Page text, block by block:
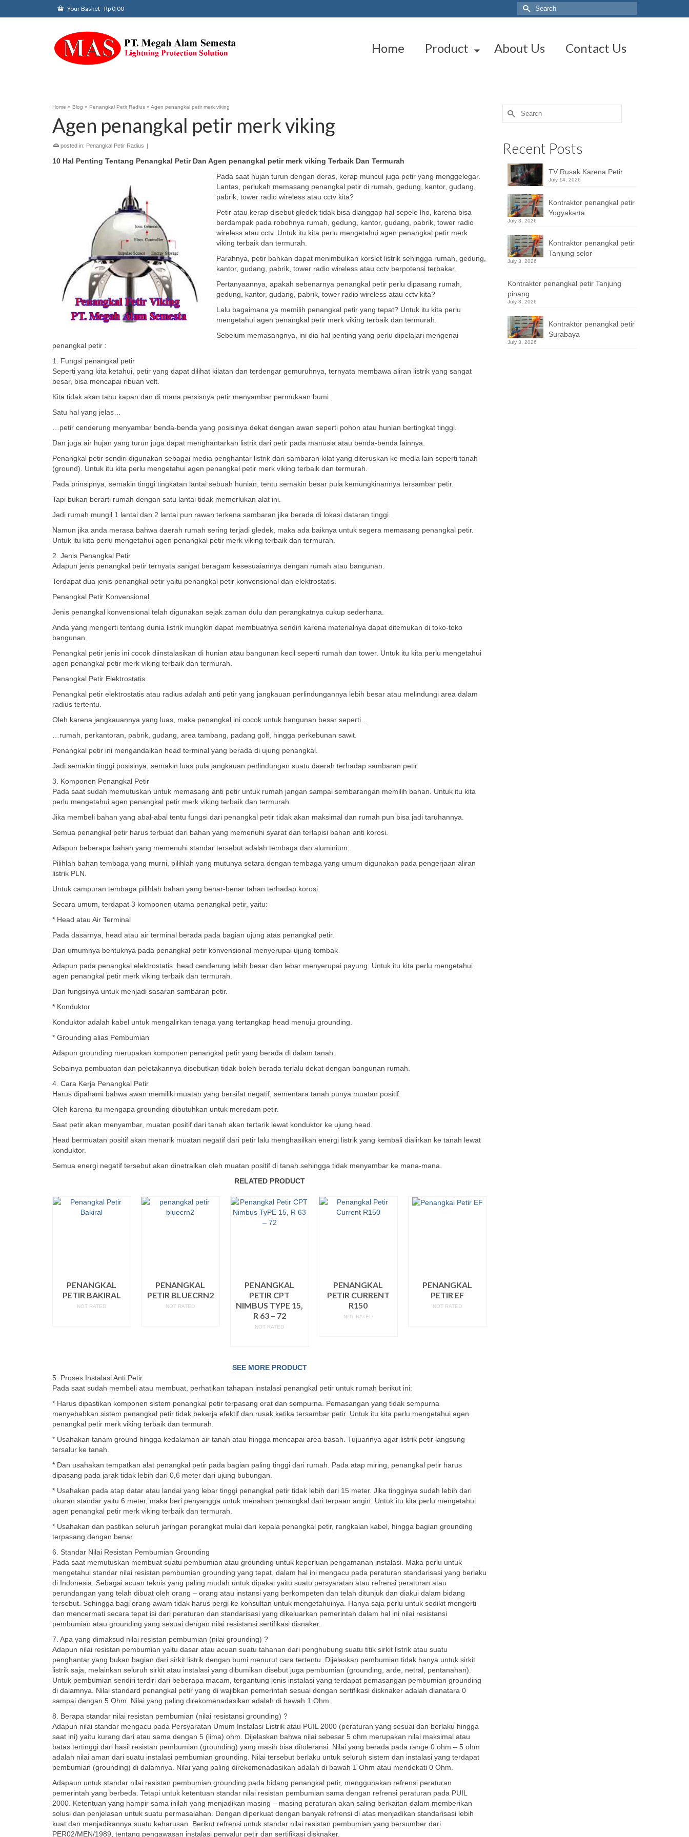
Your Basket-Rp 0,00
Search
for:
Home Product About Us Contact Us
Home » Blog » Penangkal Petir Radius » Agen penangkal petir merk viking
Agen penangkal petir merk viking
posted in: Penangkal Petir Radius |
10 Hal Penting Tentang Penangkal Petir Dan Agen penangkal petir merk viking Terbaik Dan Termurah
Pada saat hujan turun dengan deras, kerap muncul juga petir yang menggelegar.
Lantas, perlukah memasang penangkal petir di rumah, gedung, kantor, gudang,
pabrik, tower radio wireless atau cctv kita?
Petir atau kerap disebut gledek tidak bisa dianggap hal sepele lho, karena bisa
berdampak pada robohnya rumah, gedung, kantor, gudang, pabrik, tower radio
wireless atau cctv. Untuk itu kita perlu mengetahui agen penangkal petir merk
viking terbaik dan termurah.
Parahnya, petir bahkan dapat menimbulkan korslet listrik sehingga rumah, gedung,
kantor, gudang, pabrik, tower radio wireless atau cctv berpotensi terbakar.
Pertanyaannya, apakah sebenarnya penangkal petir perlu dipasang rumah,
gedung, kantor, gudang, pabrik, tower radio wireless atau cctv kita?
Lalu bagaimana ya memilih penangkal petir yang tepat? Untuk itu kita perlu
mengetahui agen penangkal petir merk viking terbaik dan termurah.
Sebelum memasangnya, ini dia hal penting yang perlu dipelajari mengenai
penangkal petir :
1. Fungsi penangkal petir
Seperti yang kita ketahui, petir yang dapat dilihat kilatan dan terdengar gemuruhnya, ternyata membawa aliran listrik yang sangat
besar, bisa mencapai ribuan volt.
Kita tidak akan tahu kapan dan di mana persisnya petir menyambar permukaan bumi.
Satu hal yang jelas…
…petir cenderung menyambar benda-benda yang posisinya dekat dengan awan seperti pohon atau hunian bertingkat tinggi.
Dan juga air hujan yang turun juga dapat menghantarkan listrik dari petir pada manusia atau benda-benda lainnya.
Penangkal petir sendiri digunakan sebagai media penghantar listrik dari sambaran kilat yang diteruskan ke media lain seperti tanah
(ground). Untuk itu kita perlu mengetahui agen penangkal petir merk viking terbaik dan termurah.
Pada prinsipnya, semakin tinggi tingkatan lantai sebuah hunian, tentu semakin besar pula kemungkinannya tersambar petir.
Tapi bukan berarti rumah dengan satu lantai tidak memerlukan alat ini.
Jadi rumah mungil 1 lantai dan 2 lantai pun rawan terkena sambaran jika berada di lokasi dataran tinggi.
Namun jika anda merasa bahwa daerah rumah sering terjadi gledek, maka ada baiknya untuk segera memasang penangkal petir.
Untuk itu kita perlu mengetahui agen penangkal petir merk viking terbaik dan termurah.
2. Jenis Penangkal Petir
Adapun jenis penangkal petir ternyata sangat beragam kesesuaiannya dengan rumah atau bangunan.
Terdapat dua jenis penangkal petir yaitu penangkal petir konvensional dan elektrostatis.
Penangkal Petir Konvensional
Jenis penangkal konvensional telah digunakan sejak zaman dulu dan perangkatnya cukup sederhana.
Anda yang mengerti tentang dunia listrik mungkin dapat membuatnya sendiri karena materialnya dapat ditemukan di toko-toko
bangunan.
Penangkal petir jenis ini cocok diinstalasikan di hunian atau bangunan kecil seperti rumah dan tower. Untuk itu kita perlu mengetahui
agen penangkal petir merk viking terbaik dan termurah.
Penangkal Petir Elektrostatis
Penangkal petir elektrostatis atau radius adalah anti petir yang jangkauan perlindungannya lebih besar atau melindungi area dalam
radius tertentu.
Oleh karena jangkauannya yang luas, maka penangkal ini cocok untuk bangunan besar seperti…
…rumah, perkantoran, pabrik, gudang, area tambang, padang golf, hingga perkebunan sawit.
Penangkal petir ini mengandalkan head terminal yang berada di ujung penangkal.
Jadi semakin tinggi posisinya, semakin luas pula jangkauan perlindungan suatu daerah terhadap sambaran petir.
3. Komponen Penangkal Petir
Pada saat sudah memutuskan untuk memasang anti petir untuk rumah jangan sampai sembarangan memilih bahan. Untuk itu kita
perlu mengetahui agen penangkal petir merk viking terbaik dan termurah.
Jika membeli bahan yang abal-abal tentu fungsi dari penangkal petir tidak akan maksimal dan rumah pun bisa jadi taruhannya.
Semua penangkal petir harus terbuat dari bahan yang memenuhi syarat dan terlapisi bahan anti korosi.
Adapun beberapa bahan yang memenuhi standar tersebut adalah tembaga dan aluminium.
Pilihlah bahan tembaga yang murni, pilihlah yang mutunya setara dengan tembaga yang umum digunakan pada pengerjaan aliran
listrik PLN.
Untuk campuran tembaga pilihlah bahan yang benar-benar tahan terhadap korosi.
Secara umum, terdapat 3 komponen utama penangkal petir, yaitu:
* Head atau Air Terminal
Pada dasarnya, head atau air terminal berada pada bagian ujung atas penangkal petir.
Dan umumnya bentuknya pada penangkal petir konvensional menyerupai ujung tombak
Adapun pada penangkal elektrostatis, head cenderung lebih besar dan lebar menyerupai payung. Untuk itu kita perlu mengetahui
agen penangkal petir merk viking terbaik dan termurah.
Dan fungsinya untuk menjadi sasaran sambaran petir.
* Konduktor
Konduktor adalah kabel untuk mengalirkan tenaga yang tertangkap head menuju grounding.
* Grounding alias Pembumian
Adapun grounding merupakan komponen penangkal petir yang berada di dalam tanah.
Sebainya pembuatan dan peletakannya disebutkan tidak boleh berada terlalu dekat dengan bangunan rumah.
4. Cara Kerja Penangkal Petir
Harus dipahami bahwa awan memiliki muatan yang bersifat negatif, sementara tanah punya muatan positif.
Oleh karena itu mengapa grounding dibutuhkan untuk meredam petir.
Saat petir akan menyambar, muatan positif dari tanah akan tertarik lewat konduktor ke ujung head.
Head bermuatan positif akan menarik muatan negatif dari petir lalu menghasilkan energi listrik yang kembali dialirkan ke tanah lewat
konduktor.
Semua energi negatif tersebut akan dinetralkan oleh muatan positif di tanah sehingga tidak menyambar ke mana-mana.
RELATED PRODUCT
PENANGKAL
PETIR BAKIRAL
NOT RATED
PENANGKAL
PETIR BLUECRN2
NOT RATED
PENANGKAL
PETIR CPT
NIMBUS TYPE 15,
R 63 – 72
NOT RATED
PENANGKAL
PETIR CURRENT
R150
NOT RATED
PENANGKAL
PETIR EF
NOT RATED
SEE MORE PRODUCT
5. Proses Instalasi Anti Petir
Pada saat sudah membeli atau membuat, perhatikan tahapan instalasi penangkal petir untuk rumah berikut ini:
* Harus dipastikan komponen sistem penangkal petir terpasang erat dan sempurna. Pemasangan yang tidak sempurna
menyebabkan sistem penangkal petir tidak bekerja efektif dan rusak ketika tersambar petir. Untuk itu kita perlu mengetahui agen
penangkal petir merk viking terbaik dan termurah.
* Usahakan tanam ground hingga kedalaman air tanah atau hingga mencapai area basah. Tujuannya agar listrik petir langsung
tersalur ke tanah.
* Dan usahakan tempatkan alat penangkal petir pada bagian paling tinggi dari rumah. Pada atap miring, penangkal petir harus
dipasang pada jarak tidak lebih dari 0,6 meter dari ujung bubungan.
* Usahakan pada atap datar atau landai yang lebar tinggi penangkal petir tidak lebih dari 15 meter. Jika tingginya sudah lebih dari
ukuran standar yaitu 6 meter, maka beri penyangga untuk menahan penangkal dari terpaan angin. Untuk itu kita perlu mengetahui
agen penangkal petir merk viking terbaik dan termurah.
* Usahakan dan pastikan seluruh jaringan perangkat mulai dari kepala penangkal petir, rangkaian kabel, hingga bagian grounding
terpasang dengan benar.
6. Standar Nilai Resistan Pembumian Grounding
Pada saat memutuskan membuat suatu pembumian atau grounding untuk keperluan pengamanan instalasi. Maka perlu untuk
mengetahui standar nilai resistan pembumian grounding yang tepat, dalam hal ini mengacu pada peraturan standarisasi yang berlaku
di Indonesia. Sebagai acuan teknis yang paling mudah untuk dipakai yaitu suatu persyaratan atau refrensi peraturan atau
perundangan yang telah dibuat oleh orang – orang atau instansi yang berkompeten dan telah ditunjuk dan diakui dalam bidang
tersebut. Sehingga bagi orang awam tidak harus pergi ke konsultan untuk mengetahuinya. Hanya saja perlu untuk sedikit mengerti
dan mencermati secara tepat isi dari peraturan dan standarisasi yang dikeluarkan pemerintah dalam hal ini nilai resistansi
pembumian atau grounding yang sesuai dengan nilai resistansi sertifikasi disnaker.
7. Apa yang dimaksud nilai resistan pembumian (nilai grounding) ?
Adapun nilai resistan pembumian yaitu dasar atau acuan suatu tahanan dari penghubung suatu titik sirkit listrik atau suatu
penghantar yang bukan bagian dari sirkit listrik dengan bumi menurut cara tertentu. Dijelaskan pembumian tidak hanya untuk sirkit
listrik saja, melainkan seluruh sirkit atau instalasi yang dibumikan disebut juga pembumian (grounding, arde, netral, pentanahan).
Untuk pembumian sendiri terdiri dari beberapa macam, tergantung jenis instalasi yang terdapat pemasangan pembumian grounding
di dalamnya. Nilai standard penangkal petir yang di wajibkan pemerintah sesuai dengan sertifikasi disknaker adalah dianatara 0
sampai dengan 5 Ohm. Nilai yang paling direkomenadasikan adalah di bawah 1 Ohm.
8. Berapa standar nilai resistan pembumian (nilai resistansi grounding) ?
Adapun nilai standar mengacu pada Persyaratan Umum Instalasi Listrik atau PUIL 2000 (peraturan yang sesuai dan berlaku hingga
saat ini) yaitu kurang dari atau sama dengan 5 (lima) ohm. Dijelaskan bahwa nilai sebesar 5 ohm merupakan nilai maksimal atau
batas tertinggi dari hasil resistan pembumian (grounding) yang masih bisa ditoleransi. Nilai yang berada pada range 0 ohm – 5 ohm
adalah nilai aman dari suatu instalasi pembumian grounding. Nilai tersebut berlaku untuk seluruh sistem dan instalasi yang terdapat
pembumian (grounding) di dalamnya. Nilai yang paling direkomenadasikan adalah di bawah 1 Ohm atau mendekati 0 Ohm.
Adapaun untuk standar nilai resistan pembumian grounding pada bidang penangkal petir, menggunakan refrensi peraturan
pemerintah yang berbeda. Tetapi untuk ketentuan standar nilai resistan pembumian sama dengan refrensi peraturan pada PUIL
2000. Ketentuan yang hampir sama inilah yang menjadikan masing – masing peraturan akan saling berkaitan dalam memberikan
solusi dan penjelasan untuk suatu permasalahan. Dengan diperkuat dengan banyak refrensi di atas menjadikan standarisasi lebih
kuat dan menjadikannya suatu keharusan. Berikut refrensi untuk standar nilai resistan pembumian yang bersumber dari
PER02/MEN/1989, tentang pengawasan instalasi penyalur petir dan sertifikasi disknaker.
Search
for:
Recent Posts
TV Rusak Karena Petir
July 14, 2026
Kontraktor penangkal petir
Yogyakarta
July 3, 2026
Kontraktor penangkal petir
Tanjung selor
July 3, 2026
Kontraktor penangkal petir Tanjung
pinang
July 3, 2026
Kontraktor penangkal petir
Surabaya
July 3, 2026